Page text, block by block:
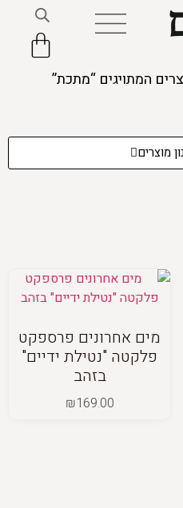
המתויגים “מתכת”
מוצרים
מים אחרונים פרספקט
פלקטה "נטילת ידיים"
בזהב
₪169.00